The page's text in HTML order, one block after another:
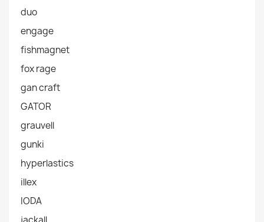
duo
engage
fishmagnet
fox rage
gan craft
GATOR
grauvell
gunki
hyperlastics
illex
IODA